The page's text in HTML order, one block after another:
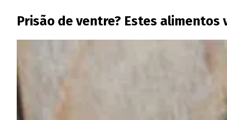
Prisão de ventre? Estes alimentos